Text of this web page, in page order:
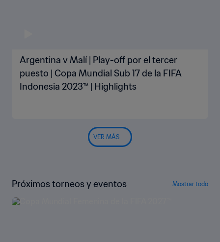
Argentina v Malí | Play-off por el tercer
puesto | Copa Mundial Sub 17 de la FIFA
Indonesia 2023™ | Highlights
VER MÁS
Próximos torneos y eventos Mostrar todo